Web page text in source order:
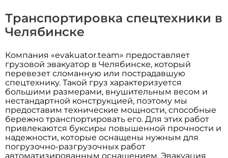
Транспортировка спецтехники в
Челябинске
Компания «evakuator.team» предоставляет
грузовой эвакуатор в Челябинске, который
перевезет сломанную или пострадавшую
спецтехнику. Такой груз характеризуется
большими размерами, внушительным весом и
нестандартной конструкцией, поэтому мы
предоставим технические мощности, способные
бережно транспортировать его. Для этих работ
привлекаются буксиры повышенной прочности и
надежности, которые оснащены нужным для
погрузочно-разгрузочных работ
автоматизированным оснащением. Эвакуация